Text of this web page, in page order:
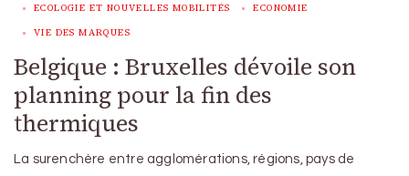
ECOLOGIE ET NOUVELLES MOBILITÉS ECONOMIE
VIE DES MARQUES
Belgique : Bruxelles dévoile son
planning pour la fin des
thermiques
La surenchère entre agglomérations, régions, pays de